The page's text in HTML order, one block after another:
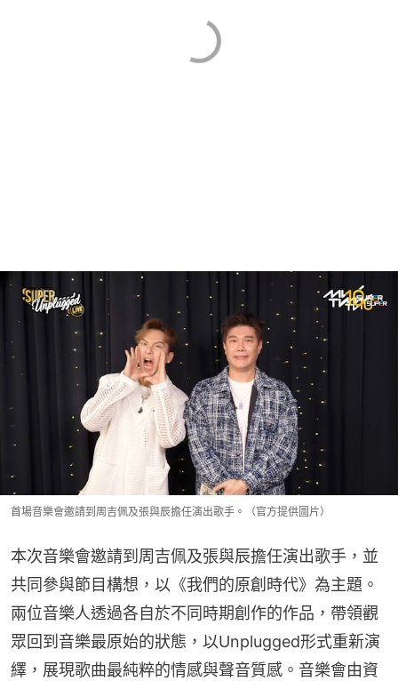
首場音樂會邀請到周吉佩及張與辰擔任演出歌手。（官方提供圖片）
本次音樂會邀請到周吉佩及張與辰擔任演出歌手，並
共同參與節目構想，以《我們的原創時代》為主題。
兩位音樂人透過各自於不同時期創作的作品，帶領觀
眾回到音樂最原始的狀態，以Unplugged形式重新演
繹，展現歌曲最純粹的情感與聲音質感。音樂會由資